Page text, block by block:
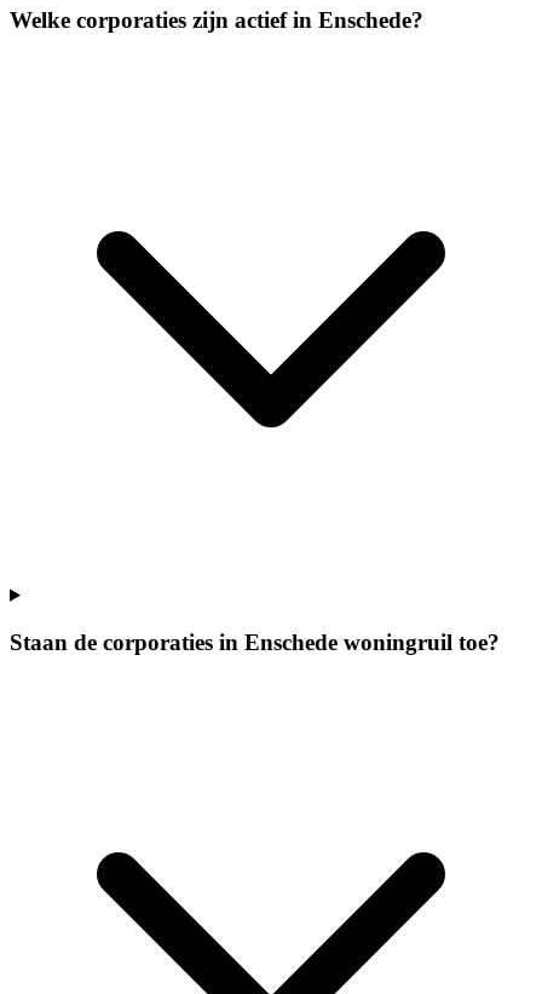
Welke corporaties zijn actief in Enschede?
Staan de corporaties in Enschede woningruil toe?